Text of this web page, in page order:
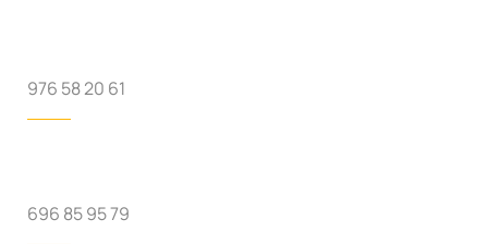
976 58 20 61
696 85 95 79